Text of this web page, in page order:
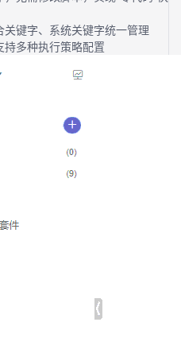
键字、系统关键字统一管理
持多种执行策略配置